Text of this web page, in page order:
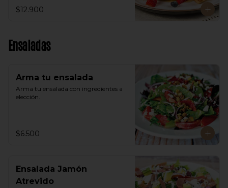
$12.900
Ensaladas
Arma tu ensalada
Arma tu ensalada con ingredientes a
elección.
$6.500
Ensalada Jamón
Atrevido